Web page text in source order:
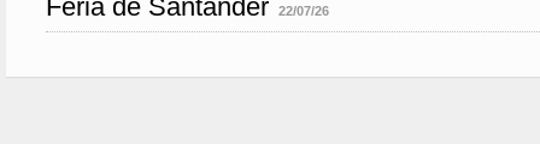
Feria de Santander
22/07/26